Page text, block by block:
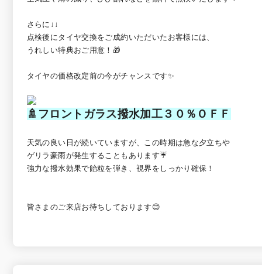
さらに↓↓
点検後にタイヤ交換をご成約いただいたお客様には、
うれしい特典おご用意！🎁
タイヤの価格改定前の今がチャンスです✨
🚿フロントガラス撥水加工３０％ＯＦＦ
天気の良い日が続いていますが、この時期は急な夕立ちや
ゲリラ豪雨が発生することもあります☔
強力な撥水効果で飴粒を弾き、視界をしっかり確保！
皆さまのご来店お待ちしております😊